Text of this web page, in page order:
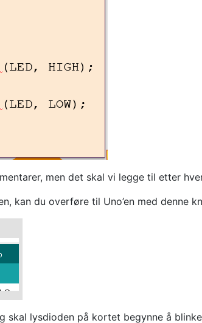
men det skal vi legge til etter
kan du overføre til Uno’en med denne
skal lysdioden på kortet begynne å